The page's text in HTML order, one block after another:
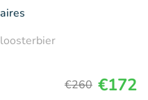
€260 €172